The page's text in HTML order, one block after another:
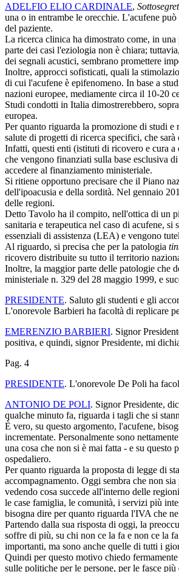
ADELFIO ELIO CARDINALE,
una o in entrambe le orecchie. L'acufene
del paziente.
La ricerca clinica ha dimostrato come, in una
parte dei casi l'eziologia non è chiara;
dei segnali acustici, sembrano promettere
Inoltre, approcci sofisticati, quali la
di cui l'acufene è epifenomeno. In base a
nazioni europee, mediamente circa il 10-20
Studi condotti in Italia dimostrerebbero,
europea.
Per quanto riguarda la promozione di studi
salute di progetti di ricerca specifici, che
Infatti, questi enti (istituti di ricovero e cura
che vengono finanziati sulla base esclusiva
accedere al finanziamento ministeriale.
Si ritiene opportuno precisare che il Piano
dell'ipoacusia e della sordità. Nel gennaio
delle regioni.
Detto Tavolo ha il compito, nell'ottica di un
sanitaria e terapeutica nel caso di acufene,
essenziali di assistenza (LEA) e vengono
Al riguardo, si precisa che per la patologia
ricovero distribuite su tutto il territorio
Inoltre, la maggior parte delle patologie che
ministeriale n. 329 del 28 maggio 1999, e
PRESIDENTE. Saluto gli studenti e gli
L'onorevole Barbieri ha facoltà di replicare
EMERENZIO BARBIERI. Signor
positiva, e quindi, signor Presidente, mi
Pag. 4
PRESIDENTE. L'onorevole De Poli ha
ANTONIO DE POLI. Signor Presidente,
qualche minuto fa, riguarda i tagli che si
È vero, su questo argomento, l'acufene,
incrementate. Personalmente sono
una cosa che non si è mai fatta - e su
ospedaliero.
Per quanto riguarda la proposta di legge di
accompagnamento. Oggi sembra che non
vedendo cosa succede all'interno delle
le case famiglia, le comunità, i servizi più
bisogna dire per quanto riguarda l'IVA che
Partendo dalla sua risposta di oggi, la
soffre di più, su chi non ce la fa e non ce la
importanti, ma sono anche quelle di tutti i
Quindi per questo motivo chiedo
sulle politiche per le persone, per le fasce